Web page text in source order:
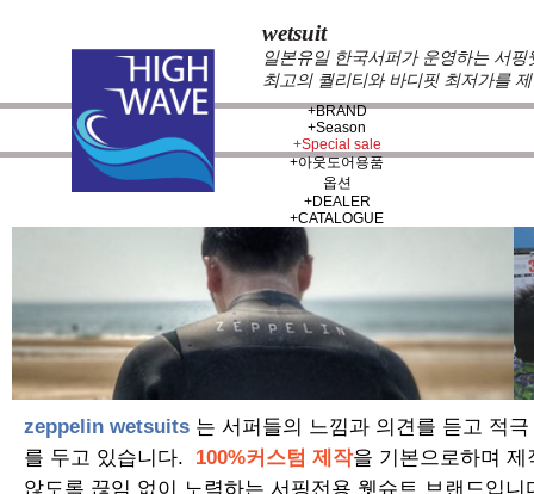
wetsuit
일본유일 한국서퍼가 운영하는 서
최고의 퀄리티와 바디핏 최저가를
+BRAND
+Season
+Special sale
+아웃도어용품
옵션
+DEALER
+CATALOGUE
zeppelin wetsuits 는 서퍼들의 느낌과 의견를 듣고 적
를 두고 있습니다. 100%커스텀 제작을 기본으로하며
않도록 끊임 없이 노력하는 서핑전용 웻슈트 브랜드입니